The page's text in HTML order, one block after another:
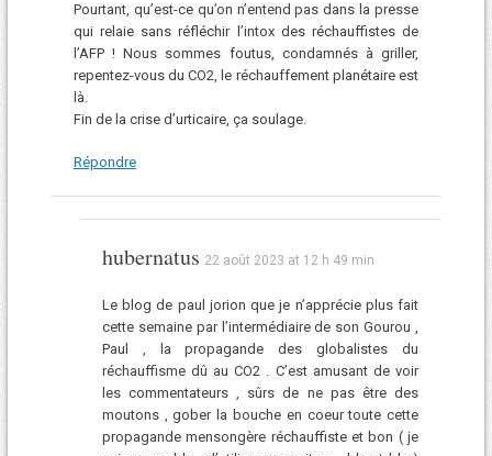
Pourtant, qu’est-ce qu’on n’entend pas dans la presse
qui relaie sans réfléchir l’intox des réchauffistes de
l’AFP ! Nous sommes foutus, condamnés à griller,
repentez-vous du CO2, le réchauffement planétaire est
là.
Fin de la crise d’urticaire, ça soulage.
Répondre
hubernatus 22 août 2023 at 12 h 49 min
Le blog de paul jorion que je n’apprécie plus fait
cette semaine par l’intermédiaire de son Gourou ,
Paul , la propagande des globalistes du
réchauffisme dû au CO2 . C’est amusant de voir
les commentateurs , sûrs de ne pas être des
moutons , gober la bouche en coeur toute cette
propagande mensongère réchauffiste et bon ( je